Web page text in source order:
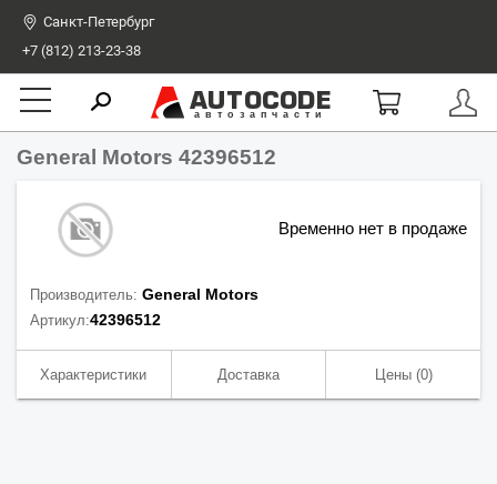
Санкт-Петербург
+7 (812) 213-23-38
AUTOCODE
автозапчасти
General Motors 42396512
Временно нет в продаже
Производитель: General Motors
Артикул:42396512
Характеристики Доставка Цены(0)